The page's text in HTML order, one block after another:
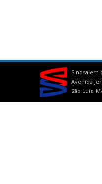
Sindsalem
Avenida
São